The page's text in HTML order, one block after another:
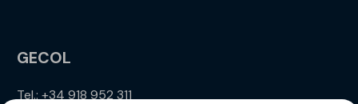
GECOL
Tel.: +34 918 952 311